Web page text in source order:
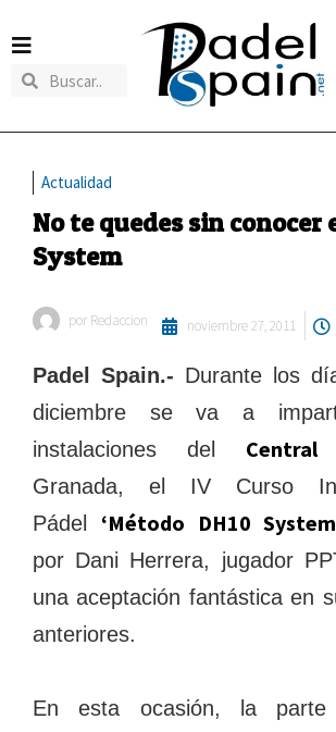
Actualidad
No te quedes sin conocer
System
por Redaccion noviembre 27, 2011
Padel Spain.- Durante los
diciembre se va a
instalaciones del Central
Granada, el IV Curso
Pádel ‘Método DH10
por Dani Herrera, jugador
una aceptación fantástica en
anteriores.
En esta ocasión, la